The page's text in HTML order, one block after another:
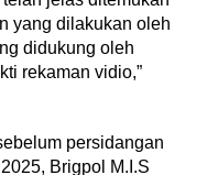
yang dilakukan oleh
didukung oleh
rekaman vidio,”
persidangan
Brigpol M.I.S